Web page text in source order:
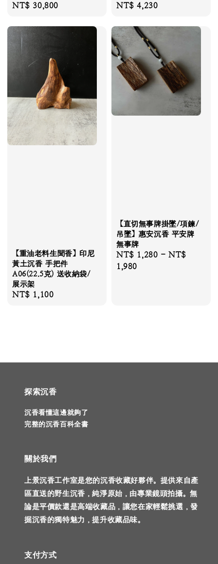
Regular
NT$ 30,800
Regular
NT$ 4,230
【重油老料生聞香】印尼
黃土沉香 手把件
A06(22.5克) 送收納袋/
展示架
Regular
NT$ 1,100
【直切無事牌掛墜/項鍊/
吊墜】惠安沉香 平安牌
無事牌
Regular
price
NT$ 1,280 -NT$
1,980
探索沉香
沉香看懂這邊就夠了
完整的沉香百科全書
關於我們
上景沉香工作室是您的沉香收藏好夥伴。提供來自產
區直送的野生沉香，純淨原始，由專業鏡頭拍攝。無
論是平價款還是高端收藏品，讓您在家輕鬆挑選，發
掘沉香的獨特魅力，提升收藏品味。
支付方式